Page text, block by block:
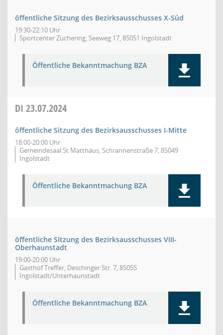
öffentliche Sitzung des Bezirksausschusses X-Süd
19:30-22:10 Uhr
Sportcenter Zuchering, Seeweg 17, 85051 Ingolstadt
Öffentliche Bekanntmachung BZA
DI 23.07.2024
öffentliche Sitzung des Bezirksausschusses I-Mitte
18:00-20:00 Uhr
Gemeindesaal St Matthäus, Schrannenstraße 7, 85049
Ingolstadt
Öffentliche Bekanntmachung BZA
öffentliche Sitzung des Bezirksausschusses VIII-
Oberhaunstadt
19:00-20:00 Uhr
Gasthof Treffer, Deschinger Str. 7, 85055
Ingolstadt/Unterhaunstadt
Öffentliche Bekanntmachung BZA